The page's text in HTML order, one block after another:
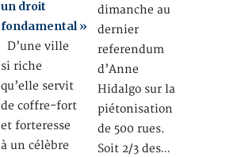
un droit
fondamental »
D’une ville
si riche
qu’elle servit
de coffre-fort
et forteresse
à un célèbre
dimanche au
dernier
referendum
d’Anne
Hidalgo sur la
piétonisation
de 500 rues.
Soit 2/3 des…